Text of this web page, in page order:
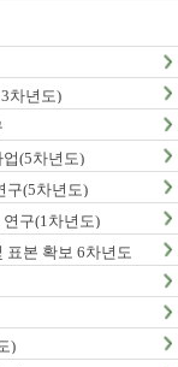
차년도)
(5차년도)
구(5차년도)
구(1차년도)
표본 확보 6차년도
)